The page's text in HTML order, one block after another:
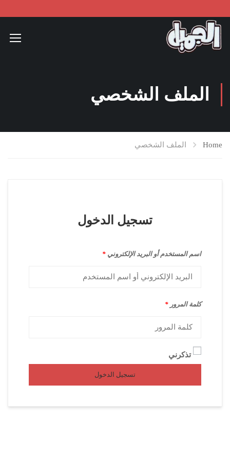
الملف الشخصي
Home الملف الشخصي
تسجيل الدخول
اسم المستخدم أو البريد الإلكتروني *
كلمة المرور *
تذكرني
تسجيل الدخول